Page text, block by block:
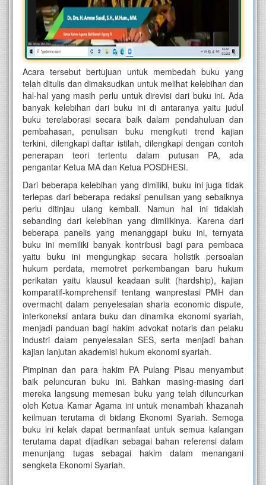
Acara tersebut bertujuan untuk membedah buku yang
telah ditulis dan dimaksudkan untuk melihat kelebihan dan
hal-hal yang masih perlu untuk direvisi dari buku ini. Ada
banyak kelebihan dari buku ini di antaranya yaitu judul
buku terelaborasi secara baik dalam pendahuluan dan
pembahasan, penulisan buku mengikuti trend kajian
terkini, dilengkapi daftar istilah, dilengkapi dengan contoh
penerapan teori tertentu dalam putusan PA, ada
pengantar Ketua MA dan Ketua POSDHESI.
Dari beberapa kelebihan yang dimiliki, buku ini juga tidak
terlepas dari beberapa redaksi penulisan yang sebaiknya
perlu ditinjau ulang kembali. Namun hal ini tidaklah
sebanding dari kelebihan yang dimilikinya. Karena dari
beberapa panelis yang menanggapi buku ini, ternyata
buku ini memiliki banyak kontribusi bagi para pembaca
yaitu buku ini mengungkap secara holistik persoalan
hukum perdata, memotret perkembangan baru hukum
perikatan yaitu klausul keadaan sulit (hardship), kajian
komparatif-komprehensif tentang wanprestasi PMH dan
overmacht dalam penyelesaian sharia economic dispute,
interkoneksi antara buku dan dinamika ekonomi syariah,
menjadi panduan bagi hakim advokat notaris dan pelaku
industri dalam penyelesaian SES, serta menjadi bahan
kajian lanjutan akademisi hukum ekonomi syariah.
Pimpinan dan para hakim PA Pulang Pisau menyambut
baik peluncuran buku ini. Bahkan masing-masing dari
mereka langsung memesan buku yang telah diluncurkan
oleh Ketua Kamar Agama ini untuk menambah khazanah
keilmuan terutama di bidang Ekonomi Syariah. Semoga
buku ini kelak dapat bermanfaat untuk semua kalangan
terutama dapat dijadikan sebagai bahan referensi dalam
menunjang tugas sebagai hakim dalam menangani
sengketa Ekonomi Syariah.